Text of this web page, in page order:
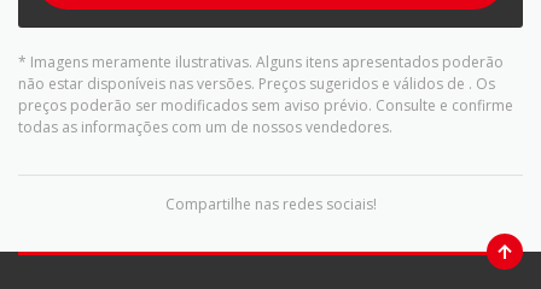
* Imagens meramente ilustrativas. Alguns itens apresentados poderão
não estar disponíveis nas versões. Preços sugeridos e válidos de . Os
preços poderão ser modificados sem aviso prévio. Consulte e confirme
todas as informações com um de nossos vendedores.
Compartilhe nas redes sociais!